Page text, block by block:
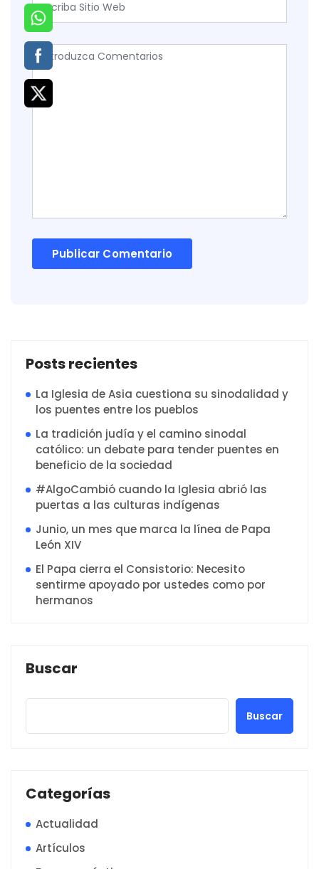
Posts recientes
La Iglesia de Asia cuestiona su sinodalidad y
los puentes entre los pueblos
La tradición judía y el camino sinodal
católico: un debate para tender puentes en
beneficio de la sociedad
#AlgoCambió cuando la Iglesia abrió las
puertas a las culturas indígenas
Junio, un mes que marca la línea de Papa
León XIV
El Papa cierra el Consistorio: Necesito
sentirme apoyado por ustedes como por
hermanos
Buscar
Buscar
Categorías
Actualidad
Artículos